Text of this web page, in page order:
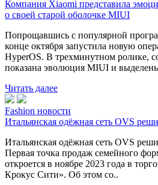
Компания Xiaomi представила
о своей старой оболочке MIUI
Попрощавшись с популярной
конце октября запустила новую
HyperOS. В трехминутном ролике,
показана эволюция MIUI и
Читать далее
Fashion новости
Итальянская одёжная сеть OVS
Итальянская одёжная сеть OVS
Первая точка продаж семейного
откроется в ноябре 2023 года в
Крокус Сити». Об этом со..